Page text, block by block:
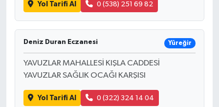
Yol Tarifi Al 0 (538) 251 69 82
Deniz Duran Eczanesi Yüreğir
YAVUZLAR MAHALLESİ KIŞLA CADDESİ
YAVUZLAR SAĞLIK OCAĞI KARŞISI
Yol Tarifi Al 0 (322) 324 14 04